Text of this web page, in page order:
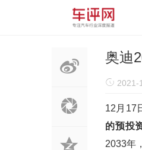
奥迪
2021-
12月17
的预投
2033年